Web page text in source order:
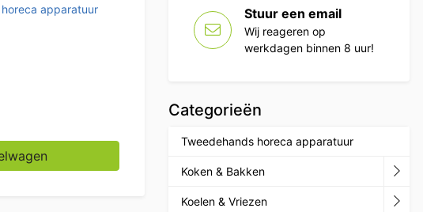
apparatuur
25 liter 230V Horeca aantal
Stuur een email
Wij reageren op
werkdagen binnen 8 uur!
Categorieën
Tweedehands horeca apparatuur
Koken & Bakken
Koelen & Vriezen